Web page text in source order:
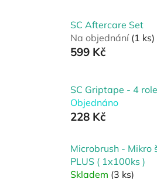
SC Aftercare Set
Na objednání (1 ks)
599 Kč
SC Griptape - 4
Objednáno
228 Kč
Microbrush - Mikro
PLUS ( 1x100ks )
Skladem (3 ks)